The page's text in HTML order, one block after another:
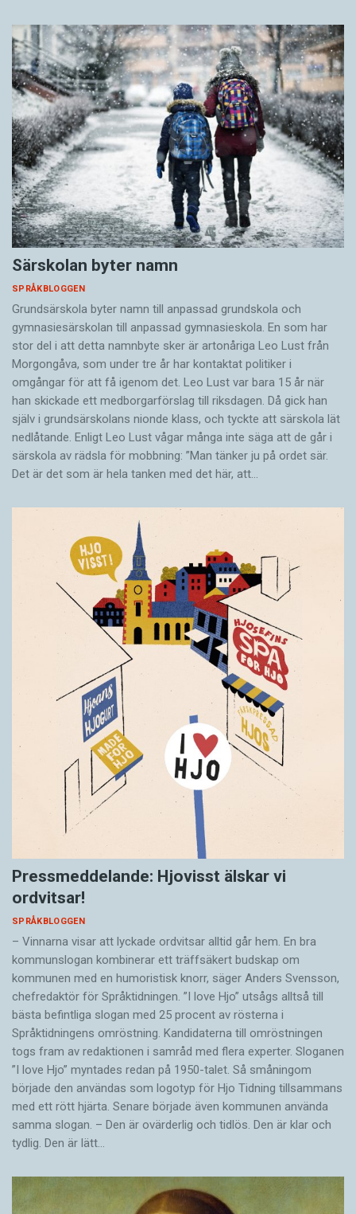
Särskolan byter namn
SPRÅKBLOGGEN
Grundsärskola byter namn till anpassad grundskola och
gymnasiesärskolan till anpassad gymnasieskola. En som har
stor del i att detta namnbyte sker är artonåriga Leo Lust från
Morgongåva, som under tre år har kontaktat politiker i
omgångar för att få igenom det. Leo Lust var bara 15 år när
han skickade ett medborgarförslag till riksdagen. Då gick han
själv i grundsärskolans nionde klass, och tyckte att särskola lät
nedlåtande. Enligt Leo Lust vågar många inte säga att de går i
särskola av rädsla för mobbning: ”Man tänker ju på ordet sär.
Det är det som är hela tanken med det här, att…
Pressmeddelande: Hjovisst älskar vi
ordvitsar!
SPRÅKBLOGGEN
– Vinnarna visar att lyckade ordvitsar alltid går hem. En bra
kommunslogan kombinerar ett träffsäkert budskap om
kommunen med en humoristisk knorr, säger Anders Svensson,
chefredaktör för Språktidningen. ”I love Hjo” utsågs alltså till
bästa befintliga slogan med 25 procent av rösterna i
Språktidningens omröstning. Kandidaterna till omröstningen
togs fram av redaktionen i samråd med flera experter. Sloganen
”I love Hjo” myntades redan på 1950-talet. Så småningom
började den användas som logotyp för Hjo Tidning tillsammans
med ett rött hjärta. Senare började även kommunen använda
samma slogan. – Den är ovärderlig och tidlös. Den är klar och
tydlig. Den är lätt…